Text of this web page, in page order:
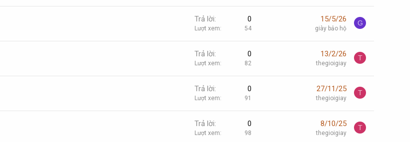
Trả lời 0
Lượt xem 54
15/5/26
giày bảo hộ
G
Trả lời 0
Lượt xem 82
13/2/26
thegioigiay
T
Trả lời 0
Lượt xem 91
27/11/25
thegioigiay
T
Trả lời 0
Lượt xem 98
8/10/25
thegioigiay
T